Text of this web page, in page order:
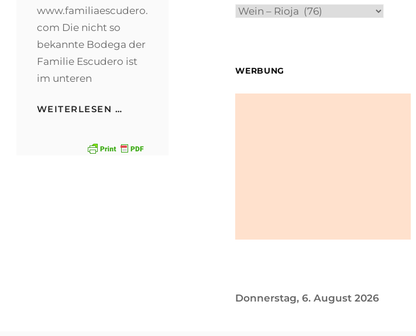
www.familiaescudero.
com Die nicht so
bekannte Bodega der
Familie Escudero ist
im unteren
WEITERLESEN …
Kategorien
WERBUNG
Donnerstag, 6. August 2026